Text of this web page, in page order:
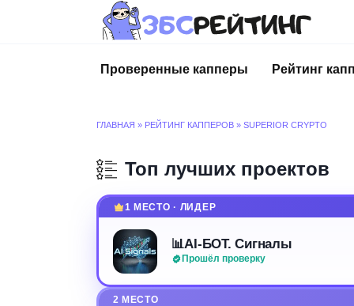
Проверенные капперы
Рейтинг
ГЛАВНАЯ » РЕЙТИНГ КАППЕРОВ » SUPERIOR CRYPTO
Топ лучших проектов
1 МЕСТО · ЛИДЕР
📊AI-БОТ. Сигналы
Прошёл проверку
2 МЕСТО